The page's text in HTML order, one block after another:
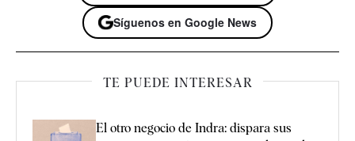
Síguenos en Google News
TE PUEDE INTERESAR
El otro negocio de Indra: dispara sus